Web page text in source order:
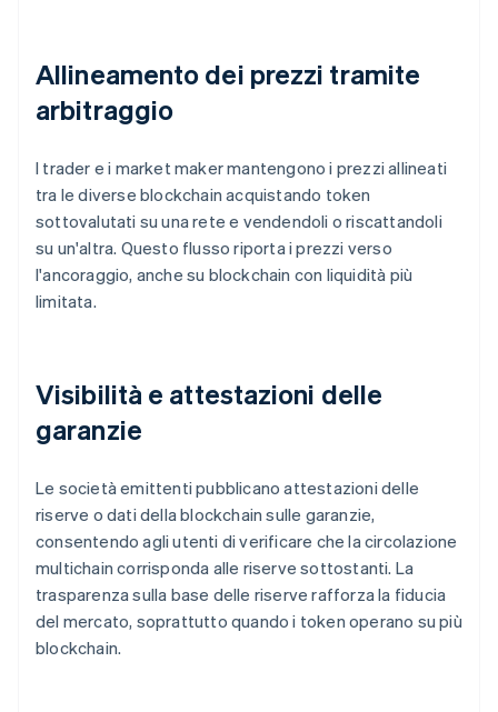
Allineamento dei prezzi tramite
arbitraggio
I trader e i market maker mantengono i prezzi allineati
tra le diverse blockchain acquistando token
sottovalutati su una rete e vendendoli o riscattandoli
su un'altra. Questo flusso riporta i prezzi verso
l'ancoraggio, anche su blockchain con liquidità più
limitata.
Visibilità e attestazioni delle
garanzie
Le società emittenti pubblicano attestazioni delle
riserve o dati della blockchain sulle garanzie,
consentendo agli utenti di verificare che la circolazione
multichain corrisponda alle riserve sottostanti. La
trasparenza sulla base delle riserve rafforza la fiducia
del mercato, soprattutto quando i token operano su più
blockchain.